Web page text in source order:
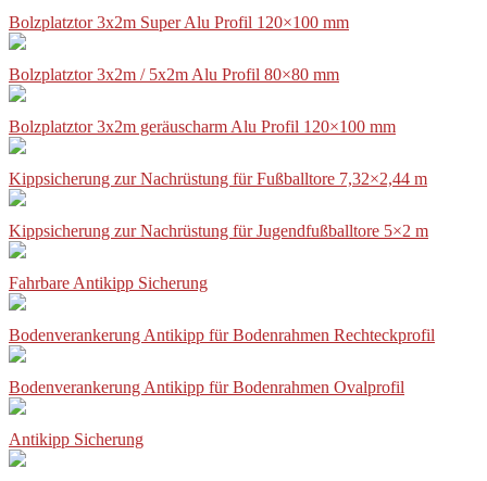
Bolzplatztor 3x2m Super Alu Profil 120×100 mm
Bolzplatztor 3x2m / 5x2m Alu Profil 80×80 mm
Bolzplatztor 3x2m geräuscharm Alu Profil 120×100 mm
Kippsicherung zur Nachrüstung für Fußballtore 7,32×2,44 m
Kippsicherung zur Nachrüstung für Jugendfußballtore 5×2 m
Fahrbare Antikipp Sicherung
Bodenverankerung Antikipp für Bodenrahmen Rechteckprofil
Bodenverankerung Antikipp für Bodenrahmen Ovalprofil
Antikipp Sicherung